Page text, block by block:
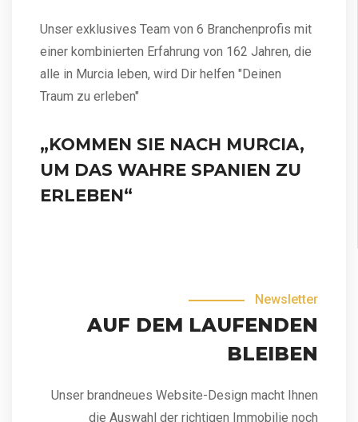
Unser exklusives Team von 6 Branchenprofis mit
einer kombinierten Erfahrung von 162 Jahren, die
alle in Murcia leben, wird Dir helfen "Deinen
Traum zu erleben"
„KOMMEN SIE NACH MURCIA,
UM DAS WAHRE SPANIEN ZU
ERLEBEN“
Newsletter
AUF DEM LAUFENDEN
BLEIBEN
Unser brandneues Website-Design macht Ihnen
die Auswahl der richtigen Immobilie noch